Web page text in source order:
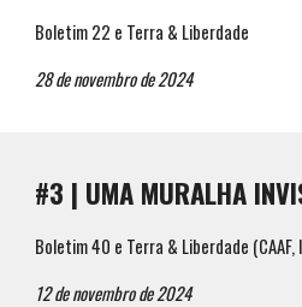
Boletim 22 e Terra & Liberdade
28denovembrode 2024
#3 | UMA MURALHA
Boletim 40 e Terra & Liberdade (CAAF,
12denovembrode 2024